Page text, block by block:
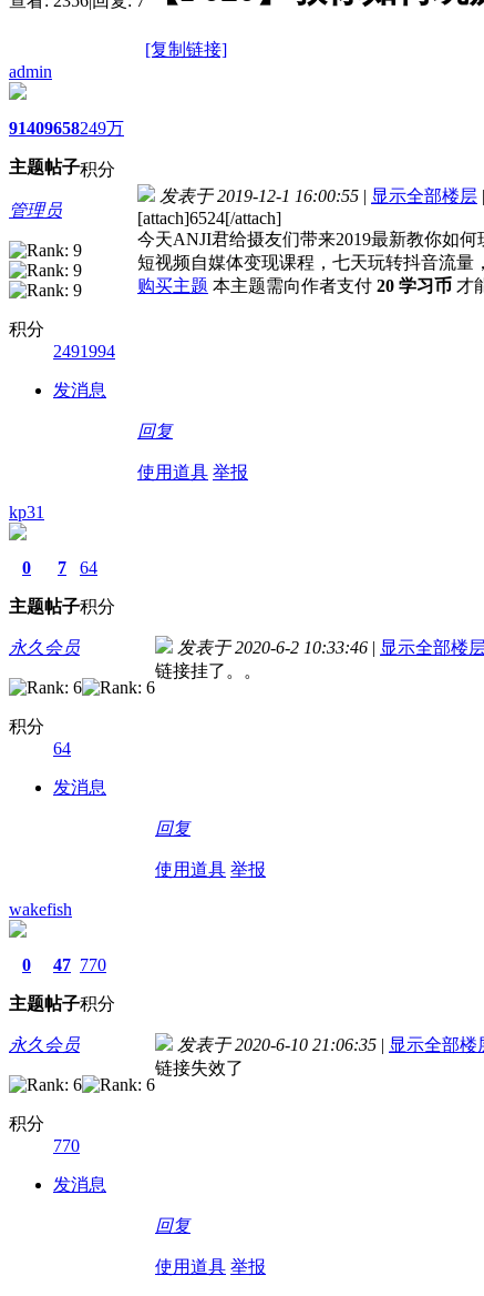
[复制链接]
admin
9140
主题
9658
帖子
249万
积分
管理员
积分
2491994
发消息
发表于 2019-12-1 16:00:55 | 显示全部楼层 |
[attach]6524[/attach]
今天ANJI君给摄友们带来2019最新教你如
短视频自媒体变现课程，七天玩转抖音流量
购买主题 本主题需向作者支付 20 学习币 才
回复
使用道具 举报
kp31
0
主题
7
帖子
64
积分
永久会员
积分
64
发消息
发表于 2020-6-2 10:33:46 | 显示全部楼
链接挂了。。
回复
使用道具 举报
wakefish
0
主题
47
帖子
770
积分
永久会员
积分
770
发消息
发表于 2020-6-10 21:06:35 | 显示全部楼
链接失效了
回复
使用道具 举报